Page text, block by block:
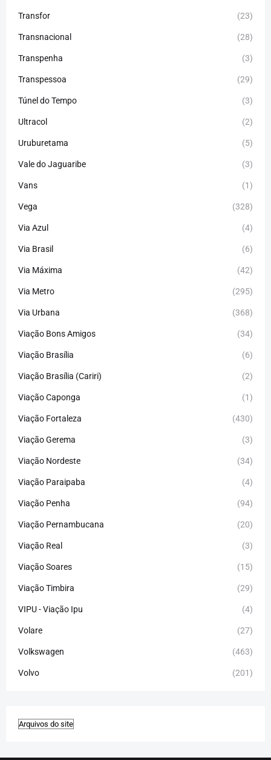
Transfor (23)
Transnacional (28)
Transpenha (3)
Transpessoa (29)
Túnel do Tempo (3)
Ultracol (2)
Uruburetama (5)
Vale do Jaguaribe (3)
Vans (1)
Vega (328)
Via Azul (4)
Via Brasil (6)
Via Máxima (42)
Via Metro (295)
Via Urbana (368)
Viação Bons Amigos (34)
Viação Brasília (6)
Viação Brasília (Cariri) (2)
Viação Caponga (1)
Viação Fortaleza (430)
Viação Gerema (3)
Viação Nordeste (34)
Viação Paraipaba (4)
Viação Penha (94)
Viação Pernambucana (20)
Viação Real (3)
Viação Soares (15)
Viação Timbira (29)
VIPU - Viação Ipu (4)
Volare (27)
Volkswagen (463)
Volvo (201)